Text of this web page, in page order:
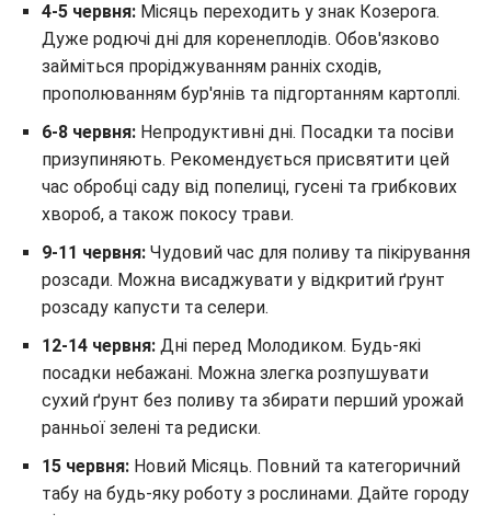
4-5 червня: Місяць переходить у знак Козерога.
Дуже родючі дні для коренеплодів. Обов'язково
займіться проріджуванням ранніх сходів,
прополюванням бур'янів та підгортанням картоплі.
6-8 червня: Непродуктивні дні. Посадки та посіви
призупиняють. Рекомендується присвятити цей
час обробці саду від попелиці, гусені та грибкових
хвороб, а також покосу трави.
9-11 червня: Чудовий час для поливу та пікірування
розсади. Можна висаджувати у відкритий ґрунт
розсаду капусти та селери.
12-14 червня: Дні перед Молодиком. Будь-які
посадки небажані. Можна злегка розпушувати
сухий ґрунт без поливу та збирати перший урожай
ранньої зелені та редиски.
15 червня: Новий Місяць. Повний та категоричний
табу на будь-яку роботу з рослинами. Дайте городу